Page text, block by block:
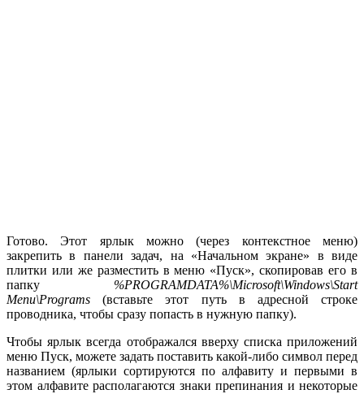
Готово. Этот ярлык можно (через контекстное меню)
закрепить в панели задач, на «Начальном экране» в виде
плитки или же разместить в меню «Пуск», скопировав его в
папку %PROGRAMDATA%\Microsoft\Windows\Start
Menu\Programs (вставьте этот путь в адресной строке
проводника, чтобы сразу попасть в нужную папку).
Чтобы ярлык всегда отображался вверху списка приложений
меню Пуск, можете задать поставить какой-либо символ перед
названием (ярлыки сортируются по алфавиту и первыми в
этом алфавите располагаются знаки препинания и некоторые